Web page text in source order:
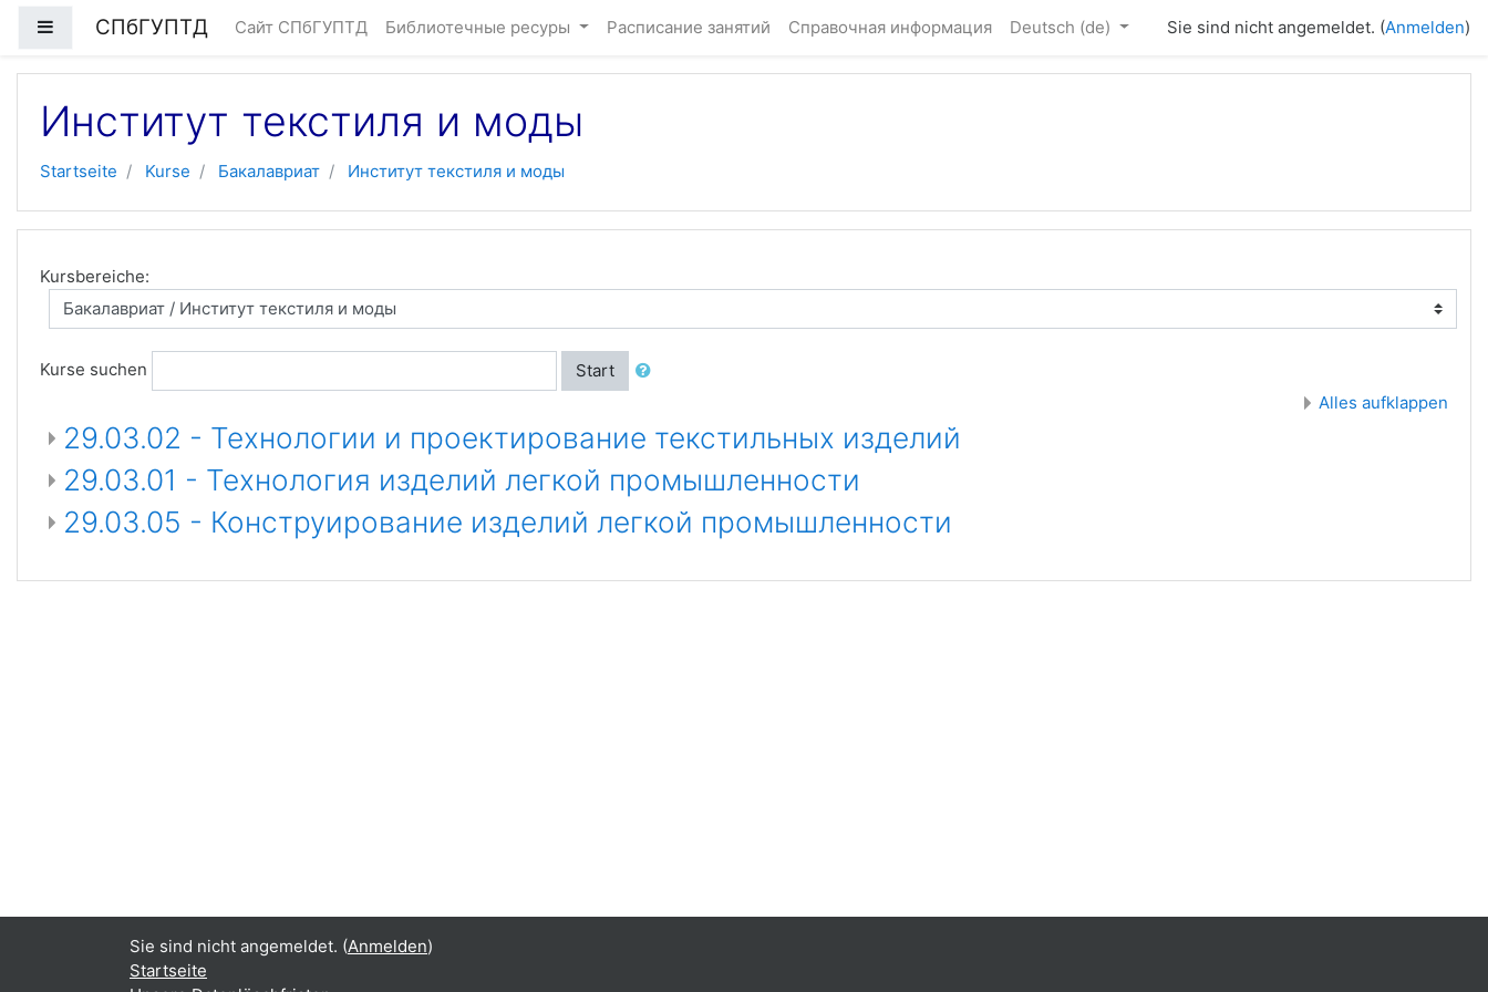
Website-Übersicht
СПбГУПТД Сайт СПбГУПТД Библиотечные ресуры Расписание занятий Справочная информация Deutsch ‎(de)‎ Sie sind nicht angemeldet. (Anmelden)
Институт текстиля и моды
Startseite Kurse Бакалавриат Институт текстиля и моды
Kursbereiche:
Kurse suchen
Start
Alles aufklappen
29.03.02 - Технологии и проектирование текстильных изделий
29.03.01 - Технология изделий легкой промышленности
29.03.05 - Конструирование изделий легкой промышленности
Sie sind nicht angemeldet. (Anmelden)
Startseite